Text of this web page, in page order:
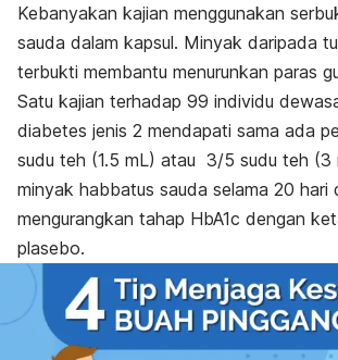
Kebanyakan kajian menggunakan
sauda dalam kapsul. Minyak daripada
terbukti membantu menurunkan paras
Satu kajian terhadap 99 individu
diabetes jenis 2 mendapati sama ada
sudu teh (1.5 mL) atau 3/5 sudu teh (3
minyak habbatus sauda selama 20 hari
mengurangkan tahap HbA1c dengan
plasebo.